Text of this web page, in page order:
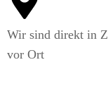
Wir sind direkt in
vor Ort